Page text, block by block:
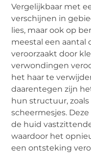
Vergelijkbaar met
verschijnen in
lies, maar ook op
meestal een aantal
veroorzaakt door
verwondingen
het haar te
daarentegen zijn
hun structuur,
scheermesjes.
de huid
waardoor het
een ontsteking